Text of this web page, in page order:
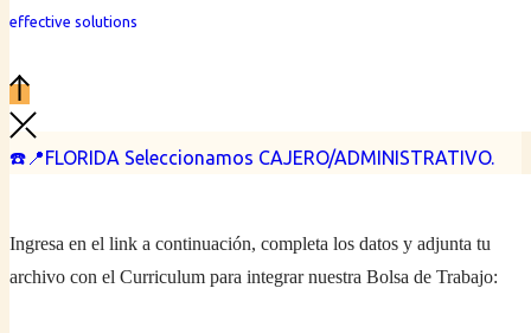
☎️📍FLORIDA Seleccionamos CAJERO/ADMINISTRATIVO.
effective solutions
Ingresa en el link a continuación, completa los datos y adjunta tu
archivo con el Curriculum para integrar nuestra Bolsa de Trabajo: